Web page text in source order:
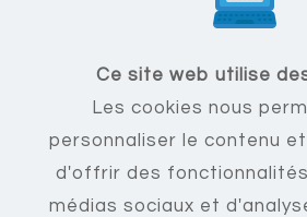
Mentions
Ce site web utilise
Les cookies nous
personnaliser le contenu
d'offrir des
médias sociaux et